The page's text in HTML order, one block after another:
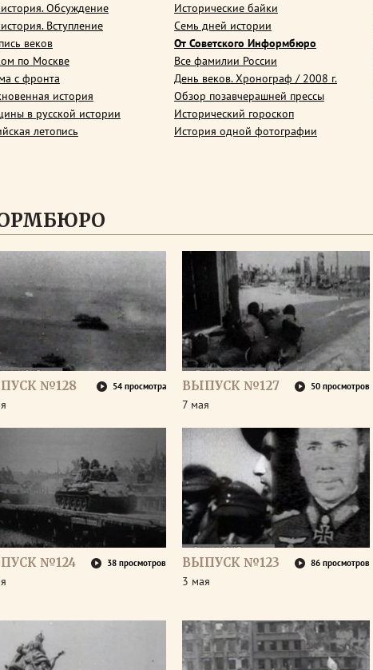
Обсуждение
Вступление
веков
по Москве
с фронта
история
в русской истории
летопись
Исторические байки
Семь дней истории
От Советского Информбюро
Все фамилии России
День веков. Хронограф / 2008 г.
Обзор позавчерашней прессы
Исторический гороскоп
История одной фотографии
№128 54 просмотра ВЫПУСК №127 50 просмотров
7 мая
№124 38 просмотров ВЫПУСК №123 86 просмотров
3 мая